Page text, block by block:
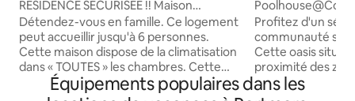
RÉSIDENCE SÉCURISÉE !! Maison
2 CH/1 SALLE DE BAIN
Portmore/Jamaïque !
Détendez-vous en famille. Ce logement
peut accueillir jusqu'à 6 personnes.
Cette maison dispose de la climatisation
dans « TOUTES » les chambres. Cette
maison comprend également un lave-
linge et un sèche-linge, une connexion
| Fermé
Profitez d'un
communauté
Cette oasis
proximité des
et de shopping
seulement 3
Équipements populaires dans les